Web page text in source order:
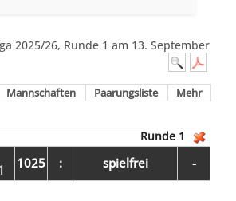
2025/26, Runde 1 am 13. September
Mannschaften Paarungsliste Mehr
Runde 1
1025 : spielfrei -